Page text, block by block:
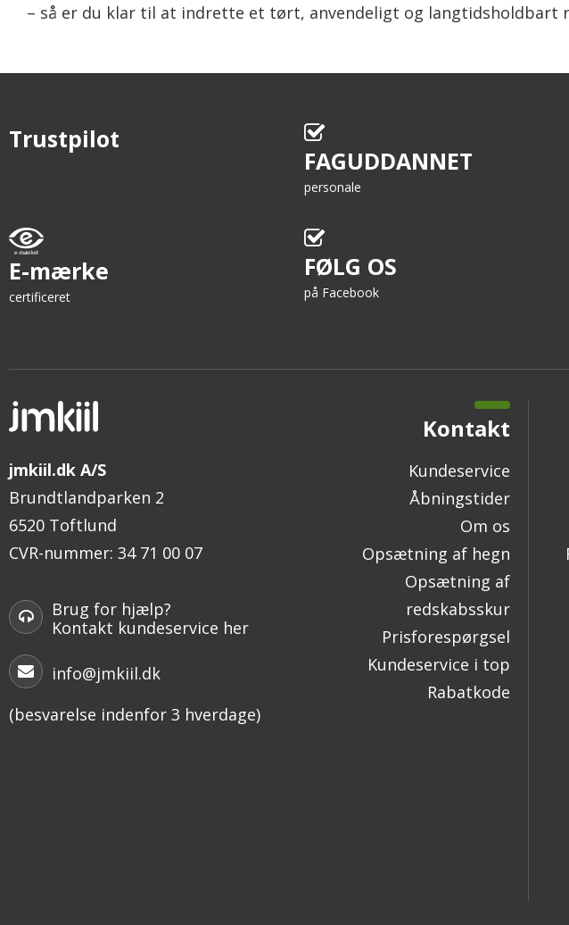
– så er du klar til at indrette et tørt, anvendeligt og langtidsholdbart
Trustpilot
FAGUDDANNET
personale
E-mærke
certificeret
FØLG OS
på Facebook
jmkiil.dk A/S
Brundtlandparken 2
6520 Toftlund
CVR-nummer: 34 71 00 07
Brug for hjælp?
Kontakt kundeservice her
info@jmkiil.dk
(besvarelse indenfor 3 hverdage)
Kontakt
Kundeservice
Åbningstider
Om os
Opsætning af hegn
Opsætning af
redskabsskur
Prisforespørgsel
Kundeservice i top
Rabatkode